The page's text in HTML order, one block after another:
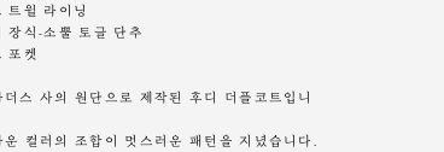
트윌 라이닝
장식-소뿔 토글 단추
포켓
더스 사의 원단으로 제작된 후디 더플코트입니
운 컬러의 조합이 멋스러운 패턴을 지녔습니다.